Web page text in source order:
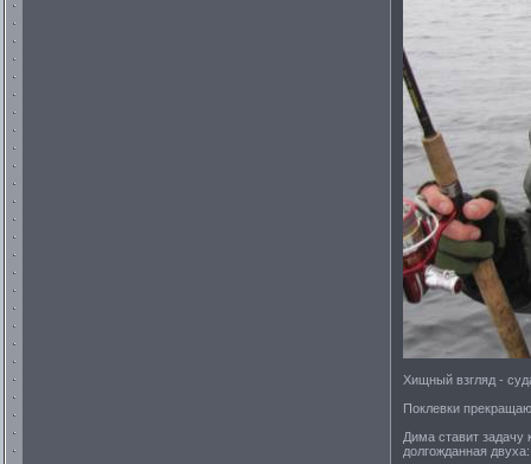
Хищный взгляд -
Поклевки
Дима ставит задачу
долгожданная двуха: